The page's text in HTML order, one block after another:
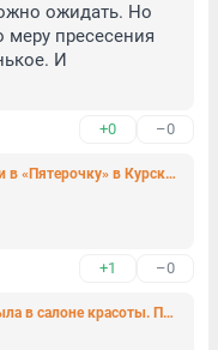
ожидать. Но
меру пресесения
И
+0 –0
Всадник с шашкой, заехавший на лошади в «Пятерочку» в Курской области, получил 10 плетей от казаков и лишился работы
+1 –0
Младенец сидел в машине, пока мама была в салоне красоты. Полицейские вызывали её, но она не стала прерывать процедуру